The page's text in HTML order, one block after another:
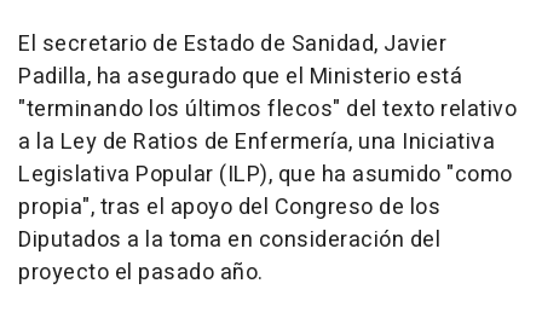
El secretario de Estado de Sanidad, Javier
Padilla, ha asegurado que el Ministerio está
"terminando los últimos flecos" del texto relativo
a la Ley de Ratios de Enfermería, una Iniciativa
Legislativa Popular (ILP), que ha asumido "como
propia", tras el apoyo del Congreso de los
Diputados a la toma en consideración del
proyecto el pasado año.